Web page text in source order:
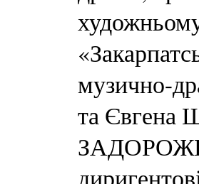
музично-
та Євгена